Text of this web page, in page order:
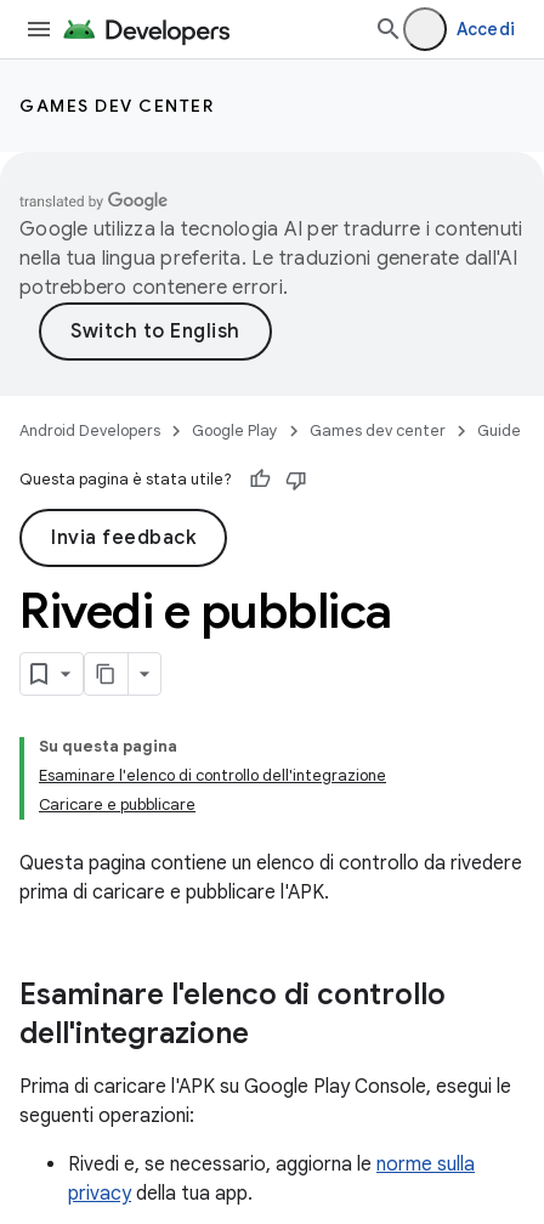
Accedi
GAMES DEV CENTER
Google utilizza la tecnologia AI per tradurre i contenuti
nella tua lingua preferita. Le traduzioni generate dall'AI
potrebbero contenere errori.
Android Developers Google Play Games dev center Guide
Questa pagina è stata utile?
Invia feedback
Rivedi e pubblica
Su questa pagina
Esaminare l'elenco di controllo dell'integrazione
Caricare e pubblicare
Questa pagina contiene un elenco di controllo da rivedere
prima di caricare e pubblicare l'APK.
Esaminare l'elenco di controllo
dell'integrazione
Prima di caricare l'APK su Google Play Console, esegui le
seguenti operazioni:
Rivedi e, se necessario, aggiorna le norme sulla
privacydella tua app.